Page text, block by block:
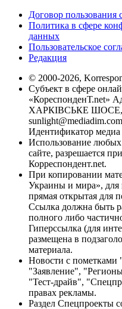
Договор пользования
Политика в сфере
данных
Пользовательское
Редакция
© 2000-2026,
Субъект в сфере
«КореспонденТ.net»
ХАРКІВСЬКЕ ШОСЕ,
Идентификатор
Использование
сайте, разрешается
Корреспондент.net.
При копировании
Украины и мира», для
прямая открытая для
Ссылка должна быть
полного либо
Гиперссылка (для
размещена в
материала.
Новости с
"Заявление",
"Тест-драйв",
правах рекламы.
Раздел Спецпроекты